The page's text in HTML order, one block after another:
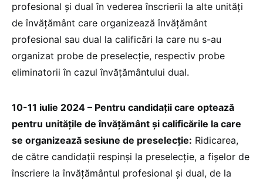
profesional și dual în vederea înscrierii la alte unități
de învățământ care organizează învățământ
profesional sau dual la calificări la care nu s-au
organizat probe de preselecție, respectiv probe
eliminatorii în cazul învățământului dual.
10-11 iulie 2024 – Pentru candidații care optează
pentru unitățile de învățământ și calificările la care
se organizează sesiune de preselecție: Ridicarea,
de către candidații respinși la preselecție, a fișelor de
înscriere la învățământul profesional și dual, de la